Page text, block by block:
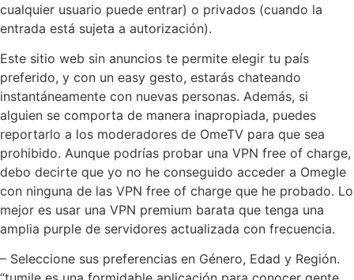
cualquier usuario puede entrar) o privados (cuando la
entrada está sujeta a autorización).
Este sitio web sin anuncios te permite elegir tu país
preferido, y con un easy gesto, estarás chateando
instantáneamente con nuevas personas. Además, si
alguien se comporta de manera inapropiada, puedes
reportarlo a los moderadores de OmeTV para que sea
prohibido. Aunque podrías probar una VPN free of charge,
debo decirte que yo no he conseguido acceder a Omegle
con ninguna de las VPN free of charge que he probado. Lo
mejor es usar una VPN premium barata que tenga una
amplia purple de servidores actualizada con frecuencia.
– Seleccione sus preferencias en Género, Edad y Región.